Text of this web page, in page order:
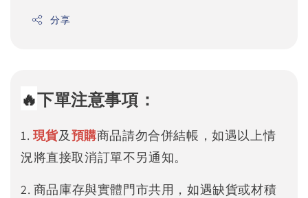
分享
🔥下單注意事項：
1. 現貨及預購商品請勿合併結帳，如遇以上情
況將直接取消訂單不另通知。
2. 商品庫存與實體門市共用，如遇缺貨或材積